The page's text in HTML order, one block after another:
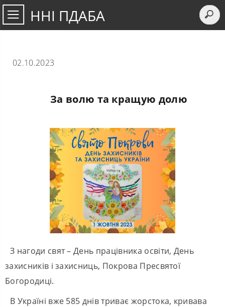
ННІ ПДАБА
02.10.2023
За волю та кращую долю
З нагоди свят – День працівника освіти, День
захисників і захисниць, Покрова Пресвятої
Богородиці.
В Україні вже 585 днів триває жорстока, кривава